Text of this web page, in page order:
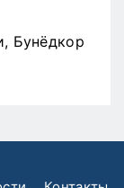
Бунёдкор